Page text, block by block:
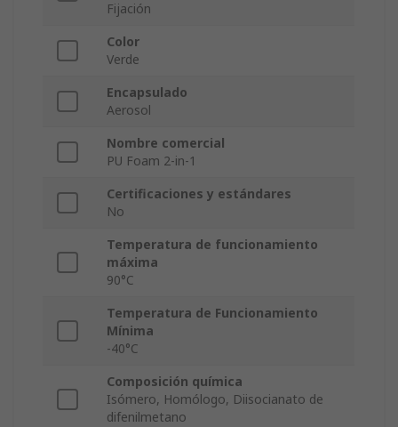
Fijación
Color
Verde
Encapsulado
Aerosol
Nombre comercial
PU Foam 2-in-1
Certificaciones y estándares
No
Temperatura de funcionamiento
máxima
90°C
Temperatura de Funcionamiento
Mínima
-40°C
Composición química
Isómero, Homólogo, Diisocianato de
difenilmetano